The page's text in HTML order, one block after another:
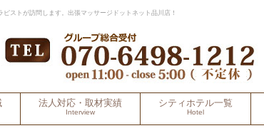
ストが訪問します。出張マッサージドットネット品川店！
法人対応・取材実績
Interview
シティホテル一覧
Hotel